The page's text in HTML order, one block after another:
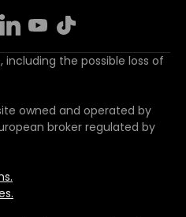
including the possible loss of
owned and operated by
broker regulated by